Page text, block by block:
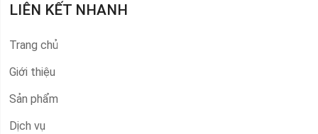
LIÊN KẾT NHANH
Trang chủ
Giới thiệu
Sản phẩm
Dịch vụ